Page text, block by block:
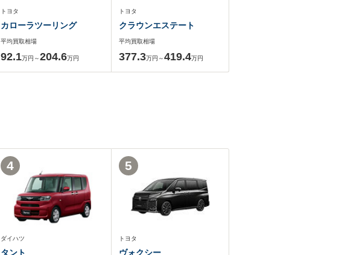
トヨタ
カローラツーリング
平均買取相場
92.1万円～204.6万円
トヨタ
クラウンエステート
平均買取相場
377.3万円～419.4万円
ダイハツ
タント
4
トヨタ
ヴォクシー
5